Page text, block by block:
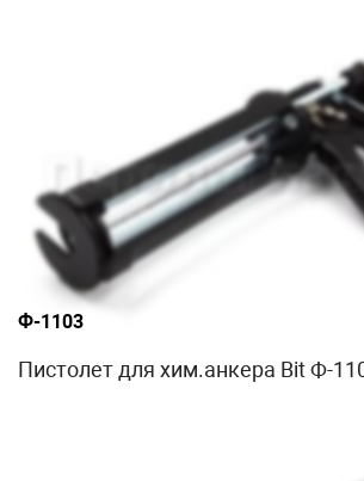
Ф-1103
Пистолет для хим.анкера Bit Ф-